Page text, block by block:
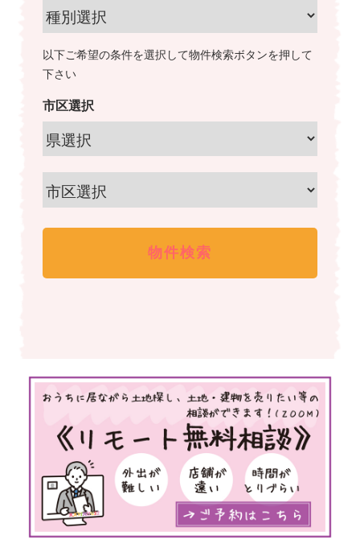
以下ご希望の条件を選択して物件検索ボタンを押して
下さい
市区選択